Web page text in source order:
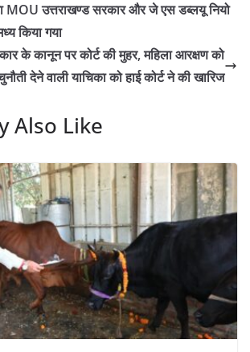
MOU उत्तराखण्ड सरकार और जे एस डब्लयू नियो
किया गया
के कानून पर कोर्ट की मुहर, महिला आरक्षण को
देने वाली याचिका को हाई कोर्ट ने की खारिज
Also Like